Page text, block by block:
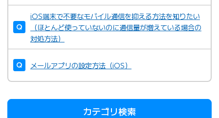
iOS端末で不要なモバイル通信を抑える方法を知りたい
（ほとんど使っていないのに通信量が増えている場合の
対処方法）
メールアプリの設定方法（iOS）
カテゴリ検索